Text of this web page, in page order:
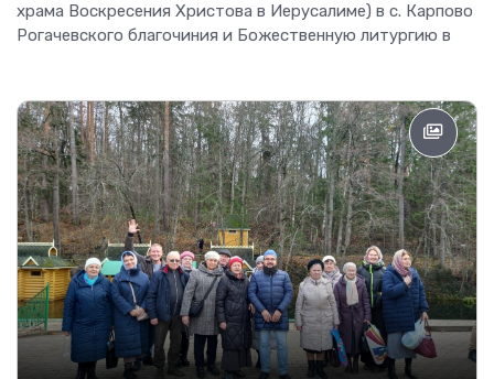
храма Воскресения Христова в Иерусалиме) в с. Карпово
Рогачевского благочиния и Божественную литургию в